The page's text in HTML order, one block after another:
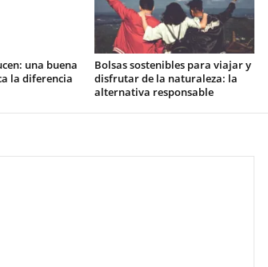
una buena
la diferencia
Bolsas sostenibles para viajar y
disfrutar de la naturaleza: la
alternativa responsable